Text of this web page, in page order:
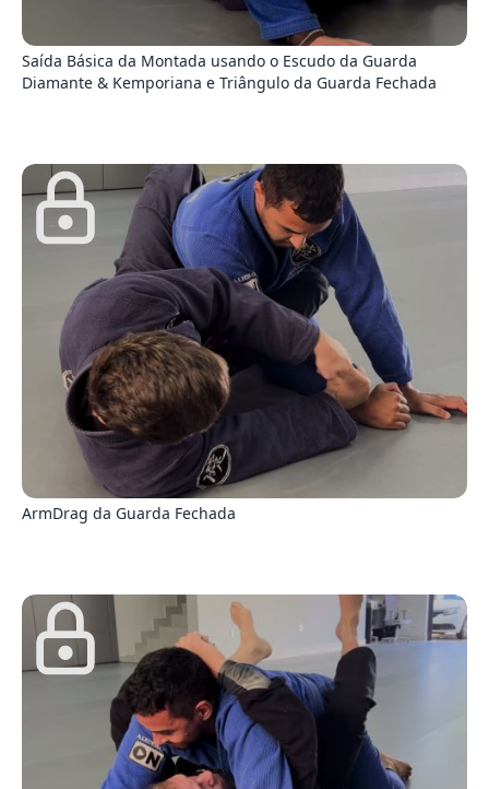
Saída Básica da Montada usando o Escudo da Guarda
Diamante & Kemporiana e Triângulo da Guarda Fechada
ArmDrag da Guarda Fechada